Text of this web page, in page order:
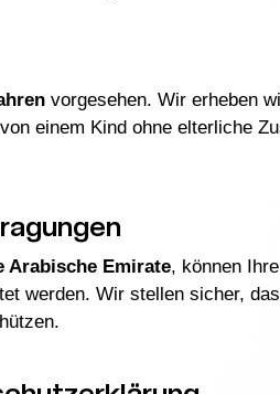
vorgesehen. Wir erheben
einem Kind ohne elterliche
Arabische Emirate, können
werden. Wir stellen sicher,